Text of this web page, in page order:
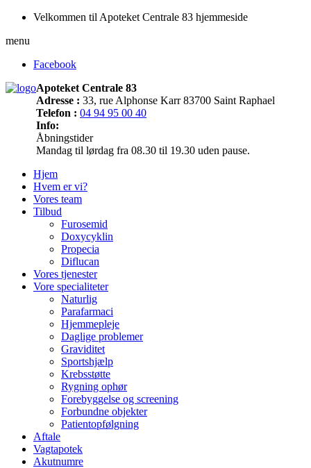
Velkommen til Apoteket Centrale 83 hjemmeside
menu
Facebook
Apoteket Centrale 83
Adresse : 33, rue Alphonse Karr 83700 Saint Raphael
Telefon : 04 94 95 00 40
Info:
Åbningstider
Mandag til lørdag fra 08.30 til 19.30 uden pause.
Hjem
Hvem er vi?
Vores team
Tilbud
Furosemid
Doxycyklin
Propecia
Diflucan
Vores tjenester
Vore specialiteter
Naturlig
Parafarmaci
Hjemmepleje
Daglige problemer
Graviditet
Sportshjælp
Krebsstøtte
Rygning ophør
Forebyggelse og screening
Forbundne objekter
Patientopfølgning
Aftale
Vagtapotek
Akutnumre